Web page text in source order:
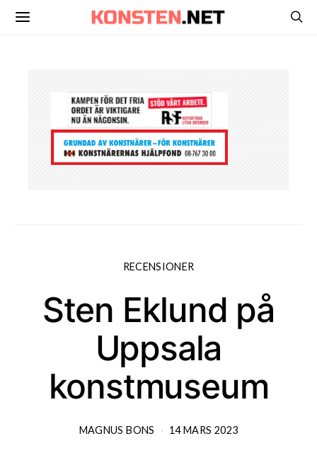
RECENSIONER
Sten Eklund på
Uppsala
konstmuseum
MAGNUS BONS 14 MARS 2023